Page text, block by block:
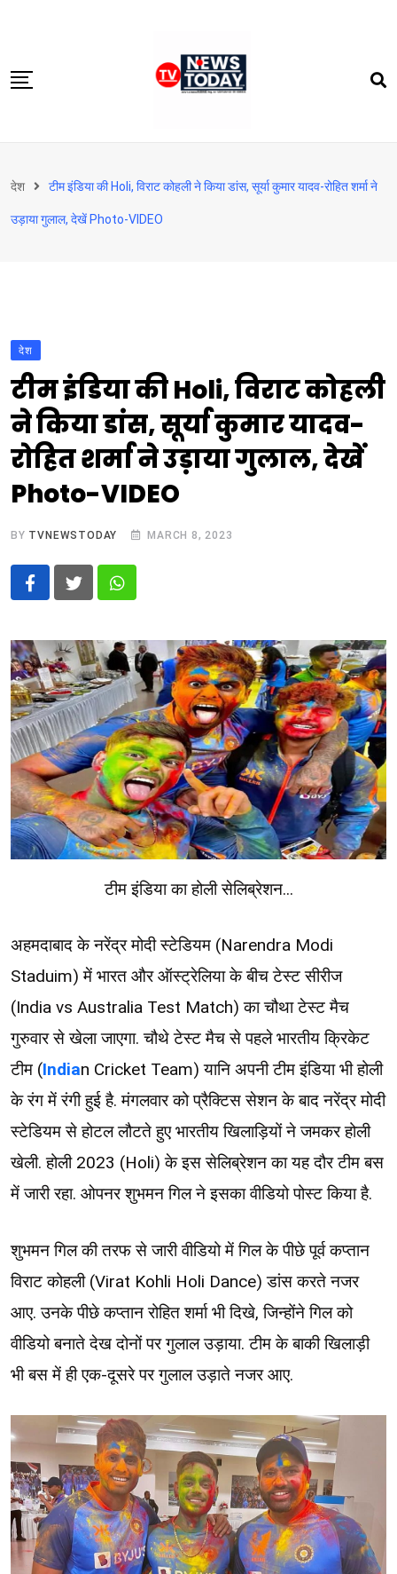
content
दिल्‍ली-एनसीआर
उत्तराखंड
बिजनेस
विदेश
देश टीम इंडिया की Holi, विराट कोहली ने किया डांस, सूर्या कुमार यादव-रोहित शर्मा ने
उड़ाया गुलाल, देखें Photo-VIDEO
देश
टीम इंडिया की Holi, विराट कोहली
ने किया डांस, सूर्या कुमार यादव-
रोहित शर्मा ने उड़ाया गुलाल, देखें
Photo-VIDEO
BY TVNEWSTODAY MARCH 8, 2023
Whatsapp
टीम इंडिया का होली सेलिब्रेशन...
अहमदाबाद के नरेंद्र मोदी स्टेडियम (Narendra Modi
Staduim) में भारत और ऑस्ट्रेलिया के बीच टेस्ट सीरीज
(India vs Australia Test Match) का चौथा टेस्ट मैच
गुरुवार से खेला जाएगा. चौथे टेस्‍ट मैच से पहले भारतीय क्रिकेट
टीम (Indian Cricket Team) यानि अपनी टीम इंडिया भी होली
के रंग में रंगी हुई है. मंगलवार को प्रैक्टिस सेशन के बाद नरेंद्र मोदी
स्टेडियम से होटल लौटते हुए भारतीय खिलाड़ियों ने जमकर होली
खेली. होली 2023 (Holi) के इस सेलिब्रेशन का यह दौर टीम बस
में जारी रहा. ओपनर शुभमन गिल ने इसका वीडियो पोस्ट किया है.
शुभमन गिल की तरफ से जारी वीडियो में गिल के पीछे पूर्व कप्तान
विराट कोहली (Virat Kohli Holi Dance) डांस करते नजर
आए. उनके पीछे कप्तान रोहित शर्मा भी दिखे, जिन्होंने गिल को
वीडियो बनाते देख दोनों पर गुलाल उड़ाया. टीम के बाकी खिलाड़ी
भी बस में ही एक-दूसरे पर गुलाल उड़ाते नजर आए.